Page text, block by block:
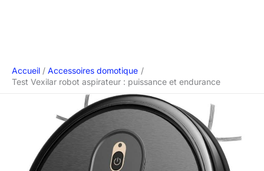
Accueil
Accessoires domotique
Test Vexilar robot aspirateur : puissance et endurance